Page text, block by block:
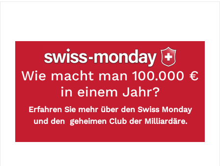
Wie macht man 100.000 €
in einem Jahr?
Erfahren Sie mehr über den Swiss Monday
und den geheimen Club der Milliardäre.